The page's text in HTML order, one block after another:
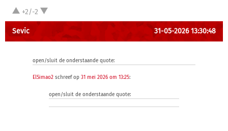
+2/-2
Sevic 31-05-2026 13:30:48
open/sluit de onderstaande quote:
ElSimao2 schreef op 31 mei 2026 om 13:25:
open/sluit de onderstaande quote: